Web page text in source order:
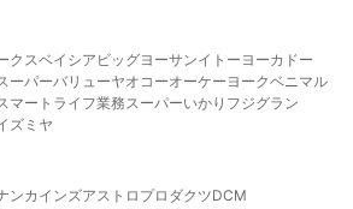
クスベイシア ビッグヨーサンイトーヨーカドー
ーパーバリューヤオコーオーケー ヨークベニマル
マート ライフ業務スーパーいかり フジグラン
ズミヤ
ンカインズアストロプロダクツDCM